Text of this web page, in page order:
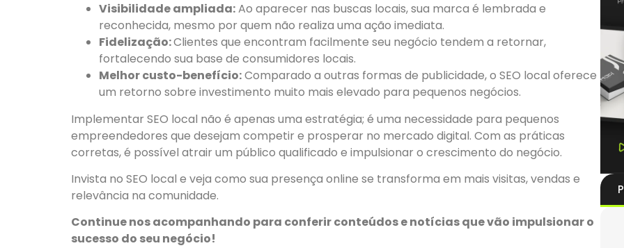
Visibilidade ampliada:Ao aparecer nas buscas locais, sua marca é lembrada e
reconhecida, mesmo por quem não realiza uma ação imediata.
Fidelização:Clientes que encontram facilmente seu negócio tendem a retornar,
fortalecendo sua base de consumidores locais.
Melhor custo-benefício:Comparado a outras formas de publicidade, o SEO local oferece
um retorno sobre investimento muito mais elevado para pequenos negócios.
Implementar SEO local não é apenas uma estratégia; é uma necessidade para pequenos
empreendedores que desejam competir e prosperar no mercado digital. Com as práticas
corretas, é possível atrair um público qualificado e impulsionar o crescimento do negócio.
Invista no SEO local e veja como sua presença online se transforma em mais visitas, vendas e
relevância na comunidade.
Continue nos acompanhando para conferir conteúdos e notícias que vão impulsionar o
sucesso do seu negócio!